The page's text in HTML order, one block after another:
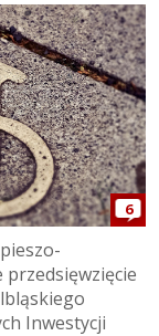
6
Inwestycji